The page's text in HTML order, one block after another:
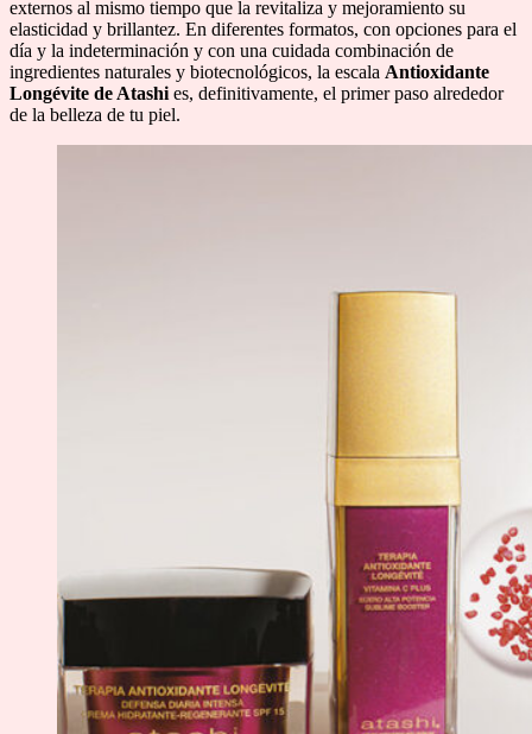
externos al mismo tiempo que la revitaliza y mejoramiento su
elasticidad y brillantez. En diferentes formatos, con opciones para el
día y la indeterminación y con una cuidada combinación de
ingredientes naturales y biotecnológicos, la escala Antioxidante
Longévite de Atashi es, definitivamente, el primer paso alrededor
de la belleza de tu piel.